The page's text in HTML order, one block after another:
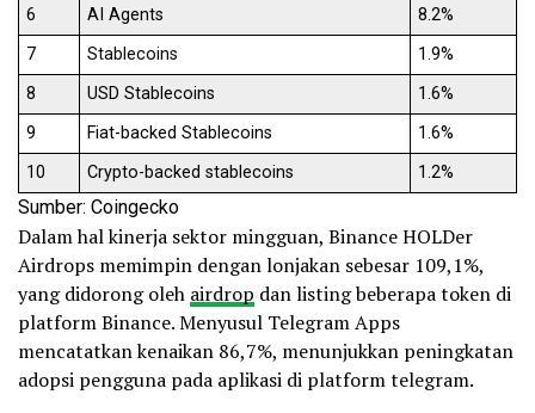
6
AI Agents
8.2%
7
Stablecoins
1.9%
8
USD Stablecoins
1.6%
9
Fiat-backed Stablecoins
1.6%
10
Crypto-backed stablecoins 1.2%
Sumber: Coingecko
Dalam hal kinerja sektor mingguan, Binance HOLDer
Airdrops memimpin dengan lonjakan sebesar 109,1%,
yang didorong oleh airdrop dan listing beberapa token di
platform Binance. Menyusul Telegram Apps
mencatatkan kenaikan 86,7%, menunjukkan peningkatan
adopsi pengguna pada aplikasi di platform telegram.